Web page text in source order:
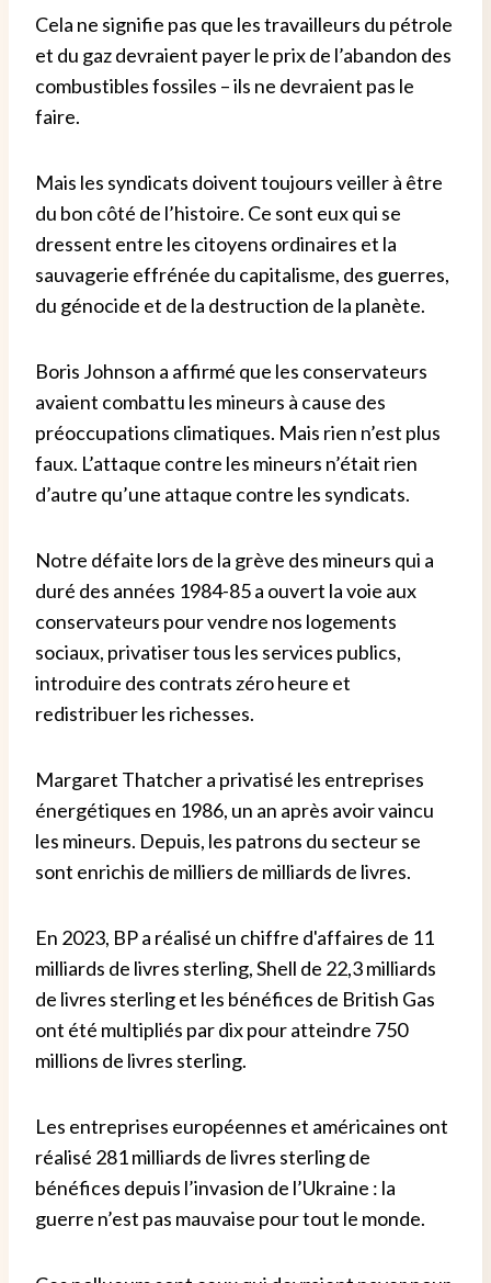
Cela ne signifie pas que les travailleurs du pétrole
et du gaz devraient payer le prix de l’abandon des
combustibles fossiles – ils ne devraient pas le
faire.
Mais les syndicats doivent toujours veiller à être
du bon côté de l’histoire. Ce sont eux qui se
dressent entre les citoyens ordinaires et la
sauvagerie effrénée du capitalisme, des guerres,
du génocide et de la destruction de la planète.
Boris Johnson a affirmé que les conservateurs
avaient combattu les mineurs à cause des
préoccupations climatiques. Mais rien n’est plus
faux. L’attaque contre les mineurs n’était rien
d’autre qu’une attaque contre les syndicats.
Notre défaite lors de la grève des mineurs qui a
duré des années 1984-85 a ouvert la voie aux
conservateurs pour vendre nos logements
sociaux, privatiser tous les services publics,
introduire des contrats zéro heure et
redistribuer les richesses.
Margaret Thatcher a privatisé les entreprises
énergétiques en 1986, un an après avoir vaincu
les mineurs. Depuis, les patrons du secteur se
sont enrichis de milliers de milliards de livres.
En 2023, BP a réalisé un chiffre d'affaires de 11
milliards de livres sterling, Shell de 22,3 milliards
de livres sterling et les bénéfices de British Gas
ont été multipliés par dix pour atteindre 750
millions de livres sterling.
Les entreprises européennes et américaines ont
réalisé 281 milliards de livres sterling de
bénéfices depuis l’invasion de l’Ukraine : la
guerre n’est pas mauvaise pour tout le monde.